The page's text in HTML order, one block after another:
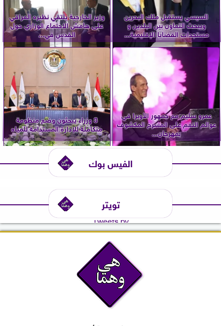
السيسي يستقبل ملك البحرين
ويبحث التعاون بين البلدين و
مستجدات القضايا الإقليمية...
وزير الخارجية يلتقي نظيره العراقي
على هامش الاجتماع الوزاري حول
القدس في...
عمرو سليم مع جمهور الأوبرا في
عوالم النغم على المسرح المكشوف
بمهرجان...
3 وزراء يبحثون وضع منظومة
متكاملة للإدارة المستدامة للمياه
الفيس بوك
تويتر
Tweets by